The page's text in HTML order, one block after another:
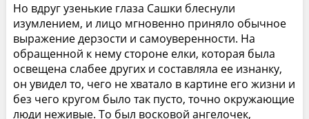
Но вдруг узенькие глаза Сашки блеснули
изумлением, и лицо мгновенно приняло обычное
выражение дерзости и самоуверенности. На
обращенной к нему стороне елки, которая была
освещена слабее других и составляла ее изнанку,
он увидел то, чего не хватало в картине его жизни и
без чего кругом было так пусто, точно окружающие
люди неживые. То был восковой ангелочек,